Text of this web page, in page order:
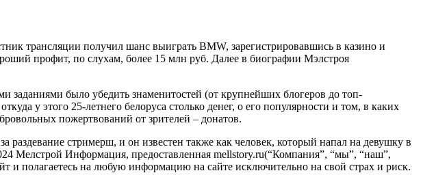
трансляции получил шанс выиграть BMW, зарегистрировавшись в казино и
профит, по слухам, более 15 млн руб. Далее в биографии Мэлстроя
было убедить знаменитостей (от крупнейших блогеров до топ-
у этого 25-летнего белоруса столько денег, о его популярности и том, в каких
пожертвований от зрителей – донатов.
стримерш, и он известен также как человек, который напал на девушку в
Мелстрой Информация, предоставленная mellstory.ru(“Компания”, “мы”, “наш”,
и полагаетесь на любую информацию на сайте исключительно на свой страх и риск.